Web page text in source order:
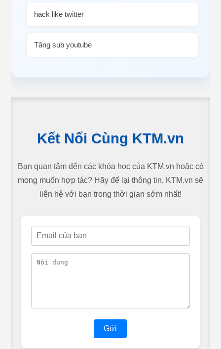
hack like twitter
Tăng sub youtube
Kết Nối Cùng KTM.vn
Bạn quan tâm đến các khóa học của KTM.vn hoặc có
mong muốn hợp tác? Hãy để lại thông tin, KTM.vn sẽ
liên hệ với bạn trong thời gian sớm nhất!
Gửi